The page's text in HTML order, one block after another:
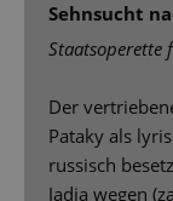
Sehnsucht
Staatsoperette
Der
Pataky als
russisch
Jadja wegen